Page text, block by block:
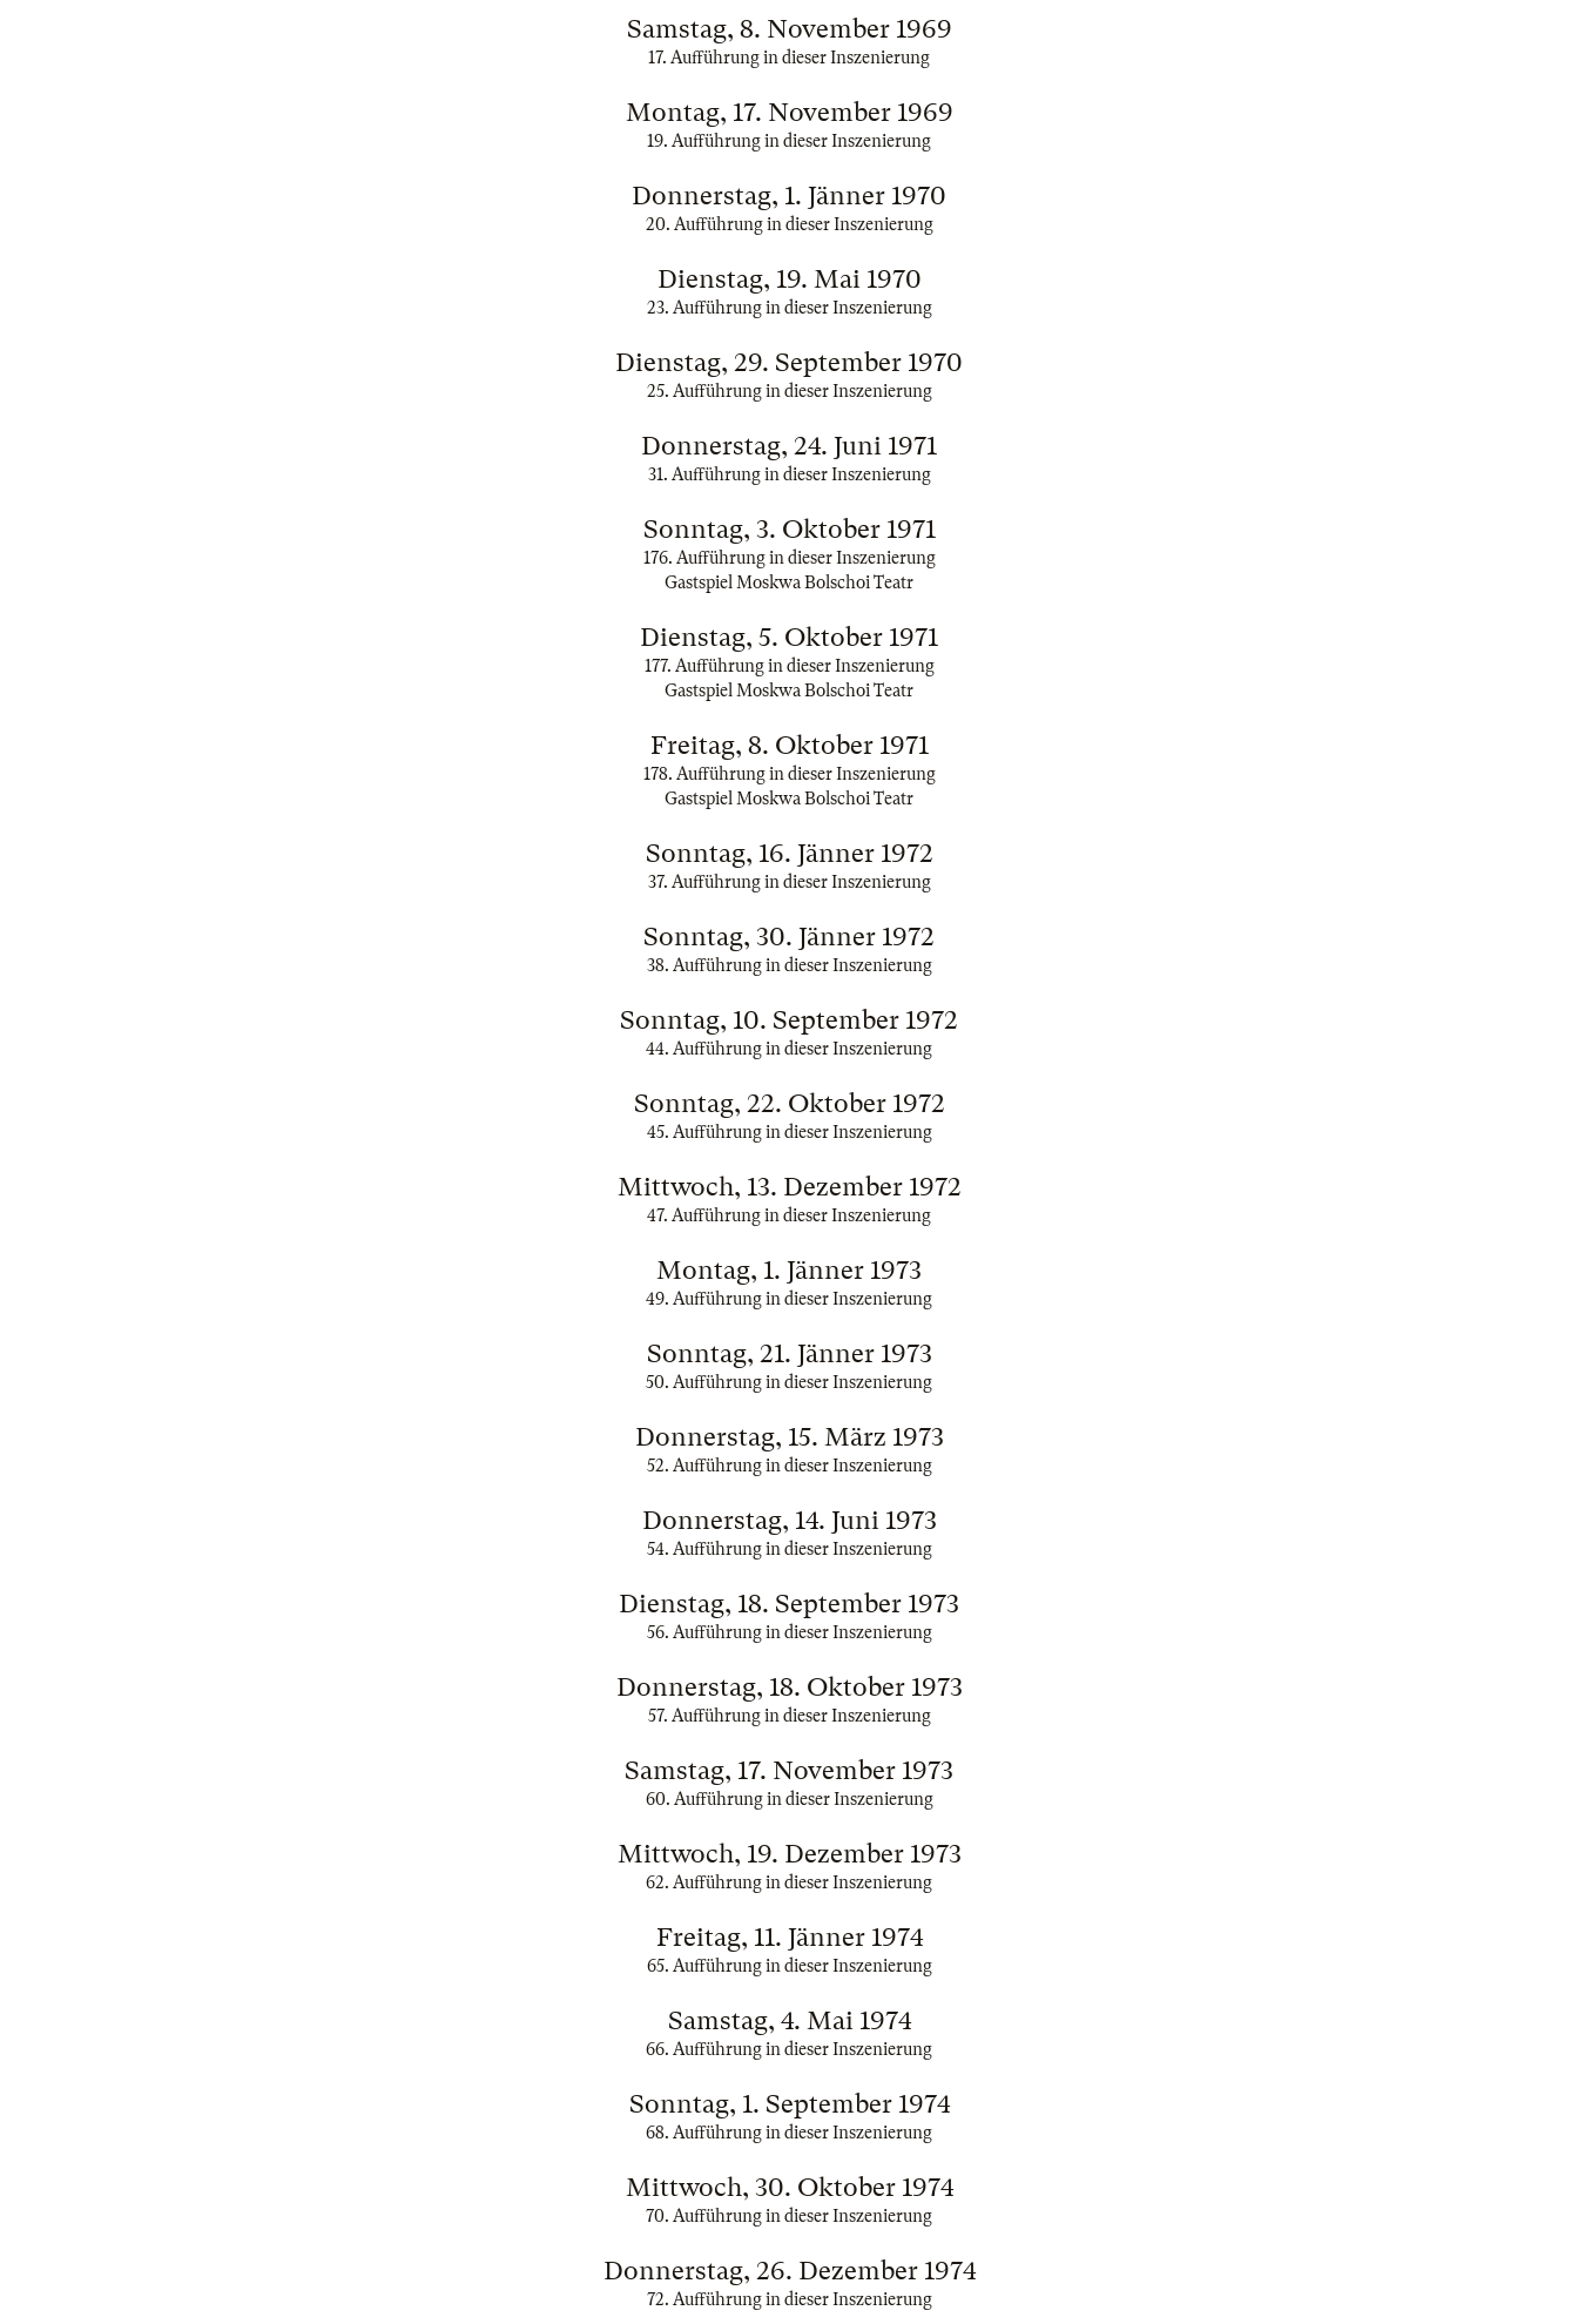
Samstag, 8. November 1969
17. Aufführung in dieser Inszenierung
Montag, 17. November 1969
19. Aufführung in dieser Inszenierung
Donnerstag, 1. Jänner 1970
20. Aufführung in dieser Inszenierung
Dienstag, 19. Mai 1970
23. Aufführung in dieser Inszenierung
Dienstag, 29. September 1970
25. Aufführung in dieser Inszenierung
Donnerstag, 24. Juni 1971
31. Aufführung in dieser Inszenierung
Sonntag, 3. Oktober 1971
176. Aufführung in dieser Inszenierung
Gastspiel Moskwa Bolschoi Teatr
Dienstag, 5. Oktober 1971
177. Aufführung in dieser Inszenierung
Gastspiel Moskwa Bolschoi Teatr
Freitag, 8. Oktober 1971
178. Aufführung in dieser Inszenierung
Gastspiel Moskwa Bolschoi Teatr
Sonntag, 16. Jänner 1972
37. Aufführung in dieser Inszenierung
Sonntag, 30. Jänner 1972
38. Aufführung in dieser Inszenierung
Sonntag, 10. September 1972
44. Aufführung in dieser Inszenierung
Sonntag, 22. Oktober 1972
45. Aufführung in dieser Inszenierung
Mittwoch, 13. Dezember 1972
47. Aufführung in dieser Inszenierung
Montag, 1. Jänner 1973
49. Aufführung in dieser Inszenierung
Sonntag, 21. Jänner 1973
50. Aufführung in dieser Inszenierung
Donnerstag, 15. März 1973
52. Aufführung in dieser Inszenierung
Donnerstag, 14. Juni 1973
54. Aufführung in dieser Inszenierung
Dienstag, 18. September 1973
56. Aufführung in dieser Inszenierung
Donnerstag, 18. Oktober 1973
57. Aufführung in dieser Inszenierung
Samstag, 17. November 1973
60. Aufführung in dieser Inszenierung
Mittwoch, 19. Dezember 1973
62. Aufführung in dieser Inszenierung
Freitag, 11. Jänner 1974
65. Aufführung in dieser Inszenierung
Samstag, 4. Mai 1974
66. Aufführung in dieser Inszenierung
Sonntag, 1. September 1974
68. Aufführung in dieser Inszenierung
Mittwoch, 30. Oktober 1974
70. Aufführung in dieser Inszenierung
Donnerstag, 26. Dezember 1974
72. Aufführung in dieser Inszenierung